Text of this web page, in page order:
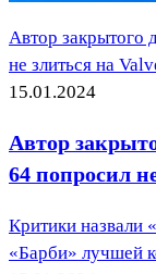
Автор закрытого
не злиться на
15.01.2024
Автор
64 попросил
Критики
«Барби» лучшей